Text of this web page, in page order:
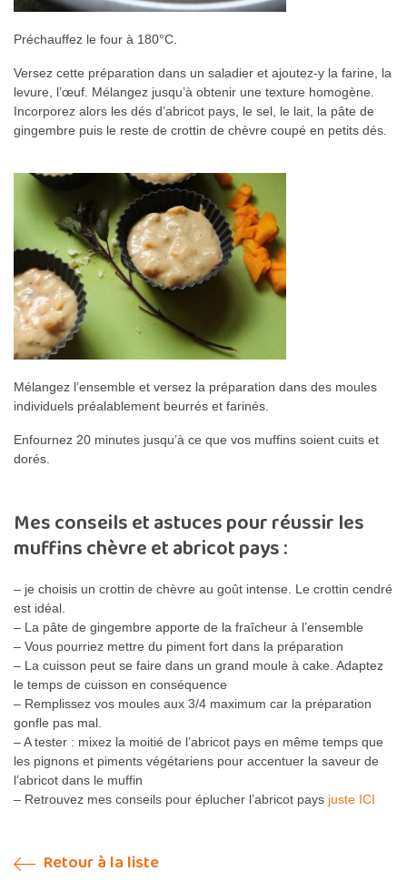
Préchauffez le four à 180°C.
Versez cette préparation dans un saladier et ajoutez-y la farine, la
levure, l’œuf. Mélangez jusqu’à obtenir une texture homogène.
Incorporez alors les dés d’abricot pays, le sel, le lait, la pâte de
gingembre puis le reste de crottin de chèvre coupé en petits dés.
Mélangez l’ensemble et versez la préparation dans des moules
individuels préalablement beurrés et farinés.
Enfournez 20 minutes jusqu’à ce que vos muffins soient cuits et
dorés.
Mes conseils et astuces pour réussir les
muffins chèvre et abricot pays :
– je choisis un crottin de chèvre au goût intense. Le crottin cendré
est idéal.
– La pâte de gingembre apporte de la fraîcheur à l’ensemble
– Vous pourriez mettre du piment fort dans la préparation
– La cuisson peut se faire dans un grand moule à cake. Adaptez
le temps de cuisson en conséquence
– Remplissez vos moules aux 3/4 maximum car la préparation
gonfle pas mal.
– A tester : mixez la moitié de l’abricot pays en même temps que
les pignons et piments végétariens pour accentuer la saveur de
l’abricot dans le muffin
– Retrouvez mes conseils pour éplucher l’abricot pays juste ICI
Retour à la liste